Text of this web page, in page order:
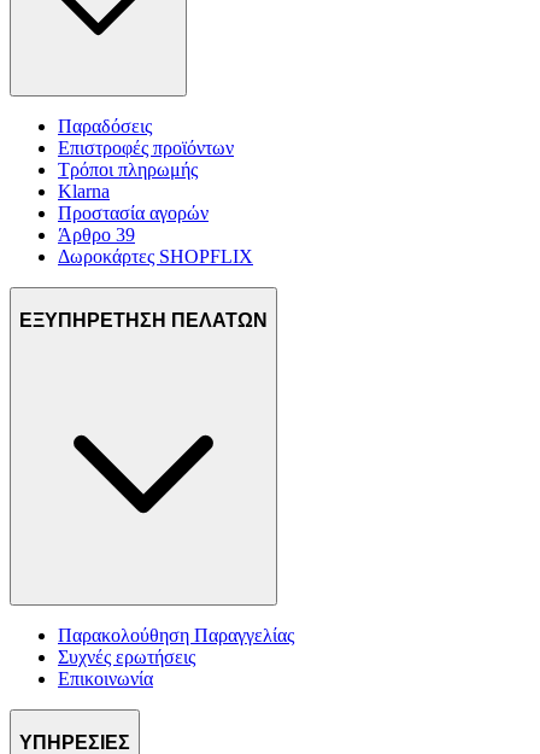
Παραδόσεις
Επιστροφές προϊόντων
Τρόποι πληρωμής
Klarna
Προστασία αγορών
Άρθρο 39
Δωροκάρτες SHOPFLIX
ΕΞΥΠΗΡΕΤΗΣΗ ΠΕΛΑΤΩΝ
Παρακολούθηση Παραγγελίας
Συχνές ερωτήσεις
Επικοινωνία
ΥΠΗΡΕΣΙΕΣ